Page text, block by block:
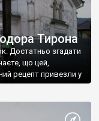
Тирона
Достатньо згадати
що цей,
рецепт привезли у